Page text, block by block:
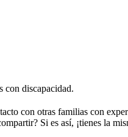
con discapacidad.
con otras familias con
Si es así, ¡tienes la